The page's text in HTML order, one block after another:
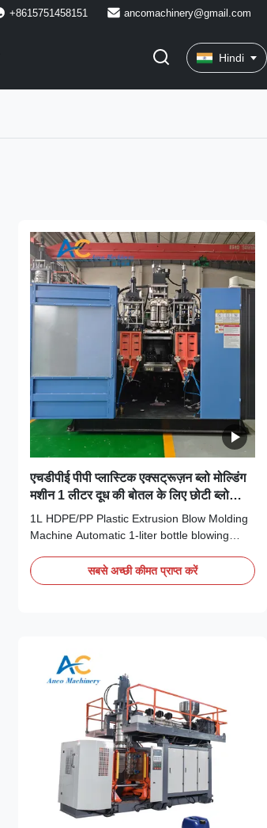
+8615751458151 ancomachinery@gmail.com
Hindi
एचडीपीई पीपी प्लास्टिक एक्सट्रूज़न ब्लो मोल्डिंग
मशीन 1 लीटर दूध की बोतल के लिए छोटी ब्लो
मोल्डिंग मशीन
1L HDPE/PP Plastic Extrusion Blow Molding
Machine Automatic 1-liter bottle blowing
using HDPE and PP plastic materials. This
extrusion blow molding system offers
सबसे अच्छी कीमत प्राप्त करें